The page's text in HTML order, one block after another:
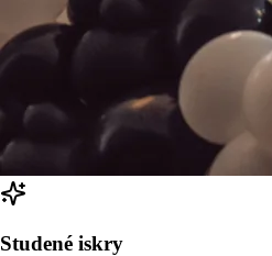
Studené iskry